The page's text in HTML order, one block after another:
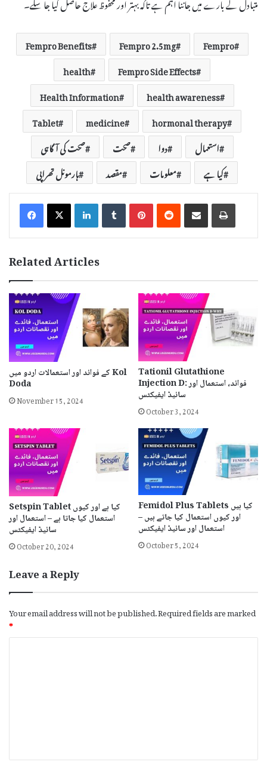
Fempro
Fempro 2.5mg
Fempro Benefits
Fempro Side Effects
health
health awareness
Health Information
hormonal therapy
medicine
Tablet
استعمال
دوا صحت
صحت کی آگاہی
کیا ہے
معلومات مقصد ہارمونل تھراپی
LinkedInTumblrPinterestReddit Share via Email Print
Related Articles
کے فوائد اور استعمالات اردو میں Kol
Doda
November 15, 2024
Tationil Glutathione
Injection D: فوائد، استعمال اور
سائیڈ ایفیکٹس
October 3, 2024
Setspin Tablet کیا ہے اور کیوں
استعمال کیا جاتا ہے – استعمال اور
سائیڈ ایفیکٹس
October 20, 2024
Femidol Plus Tablets کیا ہیں
اور کیوں استعمال کیا جاتے ہیں –
استعمال اور سائیڈ ایفیکٹس
October 5, 2024
Leave a Reply
Your email address will not be published.Required fields are marked
*